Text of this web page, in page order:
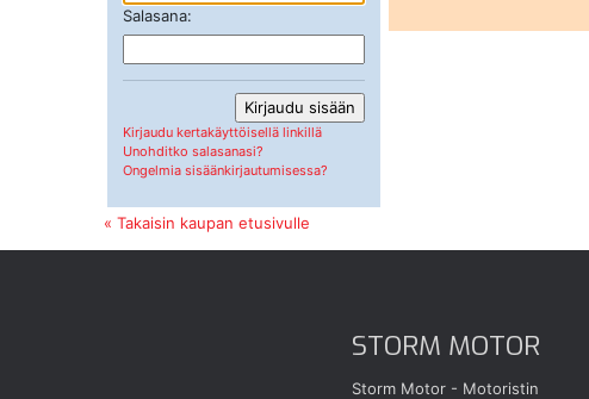
Salasana:
Kirjaudu kertakäyttöisellä linkillä
Unohditko salasanasi?
Ongelmia sisäänkirjautumisessa?
« Takaisin kaupan etusivulle
STORM MOTOR
Storm Motor - Motoristin